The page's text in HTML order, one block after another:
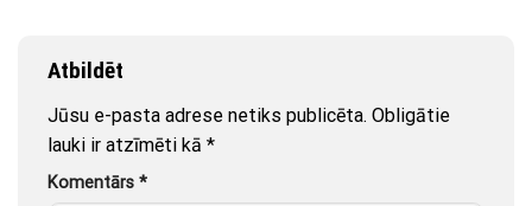
Atbildēt
Jūsu e-pasta adrese netiks publicēta. Obligātie
lauki ir atzīmēti kā *
Komentārs *